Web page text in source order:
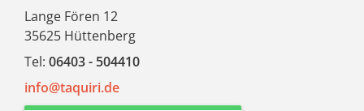
Lange Fören 12
35625 Hüttenberg
Tel: 06403 - 504410
info@taquiri.de